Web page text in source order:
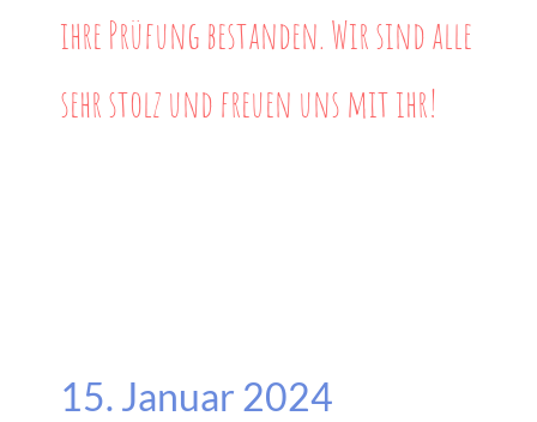
Kontakt & Anfahrt
ihre Prüfung bestanden. Wir sind alle
sehr stolz und freuen uns mit ihr!
15. Januar 2024